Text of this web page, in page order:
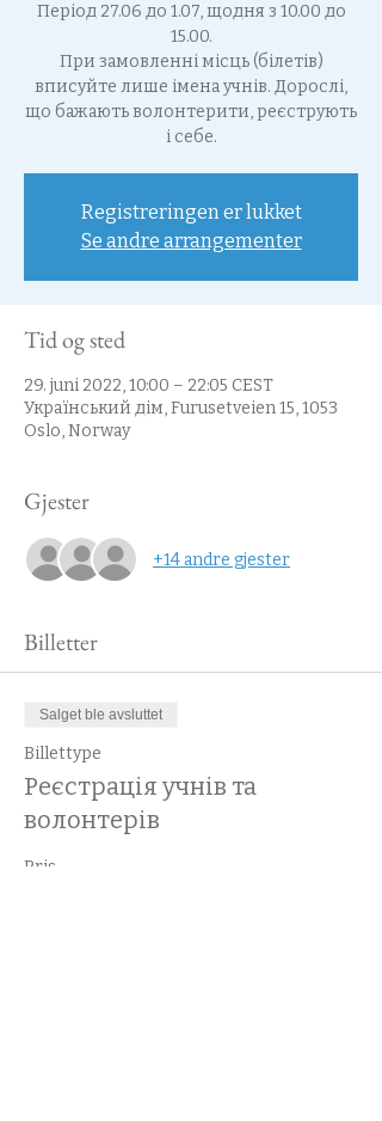
Період 27.06 до 1.07, щодня з 10.00 до
15.00.
При замовленні місць (білетів)
вписуйте лише імена учнів. Дорослі,
що бажають волонтерити, реєструють
і себе.
Registreringen er lukket
Se andre arrangementer
Tid og sted
29. juni 2022, 10:00 – 22:05 CEST
Український дім, Furusetveien 15, 1053
Oslo, Norway
Gjester
+14 andre gjester
Billetter
Salget ble avsluttet
Billettype
Реєстрація учнів та
волонтерів
Pris